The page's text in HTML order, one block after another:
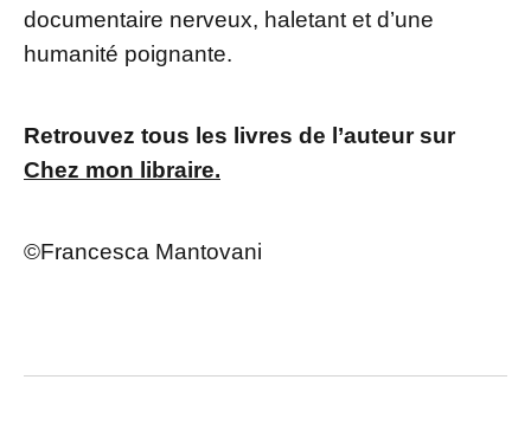
documentaire nerveux, haletant et d’une
humanité poignante.
Retrouvez tous les livres de l’auteur sur
Chez mon libraire.
©Francesca Mantovani